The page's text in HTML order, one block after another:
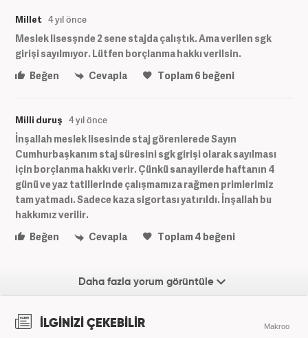
Millet 4 yıl önce
Meslek lisesşnde 2 sene stajda çalıştık. Ama verilen sgk
girişi sayılmıyor. Lütfen borçlanma hakkı verilsin.
Beğen
Cevapla Toplam6 beğeni
Milli duruş 4 yıl önce
İnşallah meslek lisesinde staj görenlerede Sayın
Cumhurbaşkanım staj süresini sgk girişi olarak sayılması
için borçlanma hakkı verir. Çünkü sanayilerde haftanın 4
günü ve yaz tatillerinde çalışmamıza rağmen primlerimiz
tam yatmadı. Sadece kaza sigortası yatırıldı. İnşallah bu
hakkımız verilir.
Beğen
Cevapla Toplam4 beğeni
Daha fazla yorum görüntüle
İLGİNİZİ ÇEKEBİLİR Makroo